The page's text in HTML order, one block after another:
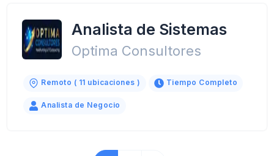
Analista de Sistemas
Optima Consultores
Remoto ( 11 ubicaciones ) Tiempo Completo
Analista de Negocio